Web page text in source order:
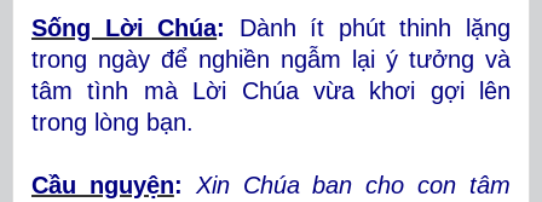
Sống Lời Chúa: Dành ít phút thinh lặng
trong ngày để nghiền ngẫm lại ý tưởng và
tâm tình mà Lời Chúa vừa khơi gợi lên
trong lòng bạn.
Cầu nguyện: Xin Chúa ban cho con tâm